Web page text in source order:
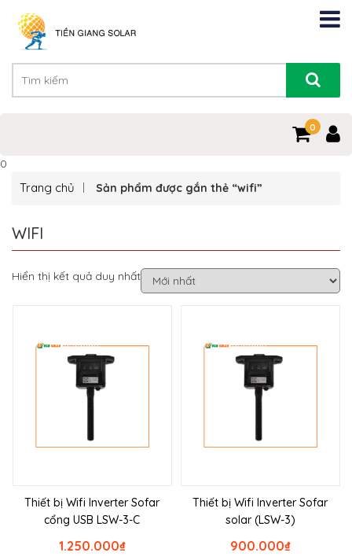
0
0
Trang chủ Sản phẩm được gắn thẻ “wifi”
WIFI
Hiển thị kết quả duy nhất
Thiết bị Wifi Inverter Sofar
cổng USB LSW-3-C
₫
1.250.000
Thiết bị Wifi Inverter Sofar
solar (LSW-3)
₫
900.000